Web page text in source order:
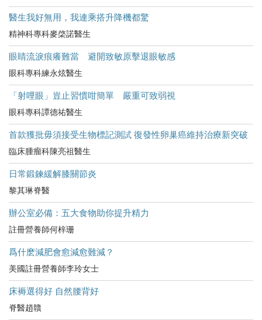
醫生我好無用，我連乘搭升降機都驚
精神科專科麥棨諾醫生
眼睛流淚痕癢難當 避開致敏原擊退眼敏感
眼科專科練永炫醫生
「射哩眼」豈止習慣咁簡單 嚴重可致弱視
眼科專科譚德祐醫生
首款獲批毋須接受生物標記測試 復發性卵巢癌維持治療新突破
臨床腫瘤科陳亮祖醫生
日常鍛鍊緩解膝關節炎
黎其琳脊醫
辦公室必備：五大食物助你提升精力
註冊營養師何梓珊
爲什麽減肥會愈減愈難減？
美國註冊營養師李玲女士
床褥選得好 自然腰背好
脊醫趙贛